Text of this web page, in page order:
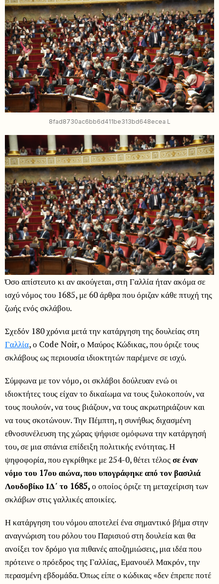
8fad8730ac6bb6d411be313bd648ecea L
Όσο απίστευτο κι αν ακούγεται, στη Γαλλία ήταν ακόμα σε
ισχύ νόμος του 1685, με 60 άρθρα που όριζαν κάθε πτυχή της
ζωής ενός σκλάβου.
Σχεδόν 180 χρόνια μετά την κατάργηση της δουλείας στη
Γαλλία, ο Code Noir, ο Μαύρος Κώδικας, που όριζε τους
σκλάβους ως περιουσία ιδιοκτητών παρέμενε σε ισχύ.
Σύμφωνα με τον νόμο, οι σκλάβοι δούλευαν ενώ οι
ιδιοκτήτες τους είχαν το δικαίωμα να τους ξυλοκοπούν, να
τους πουλούν, να τους βιάζουν, να τους ακρωτηριάζουν και
να τους σκοτώνουν. Την Πέμπτη, η συνήθως διχασμένη
εθνοσυνέλευση της χώρας ψήφισε ομόφωνα την κατάργησή
του, σε μια σπάνια επίδειξη πολιτικής ενότητας. Η
ψηφοφορία, που εγκρίθηκε με 254-0, θέτει τέλοςσε έναν
νόμο του 17ου αιώνα, που υπογράφηκε από τον βασιλιά
Λουδοβίκο ΙΔ΄ το 1685,ο οποίος όριζε τη μεταχείριση των
σκλάβων στις γαλλικές αποικίες.
Η κατάργηση του νόμου αποτελεί ένα σημαντικό βήμα στην
αναγνώριση του ρόλου του Παρισιού στη δουλεία και θα
ανοίξει τον δρόμο για πιθανές αποζημιώσεις, μια ιδέα που
πρότεινε ο πρόεδρος της Γαλλίας, Εμανουέλ Μακρόν, την
περασμένη εβδομάδα. Όπως είπε ο κώδικας «δεν έπρεπε ποτέ